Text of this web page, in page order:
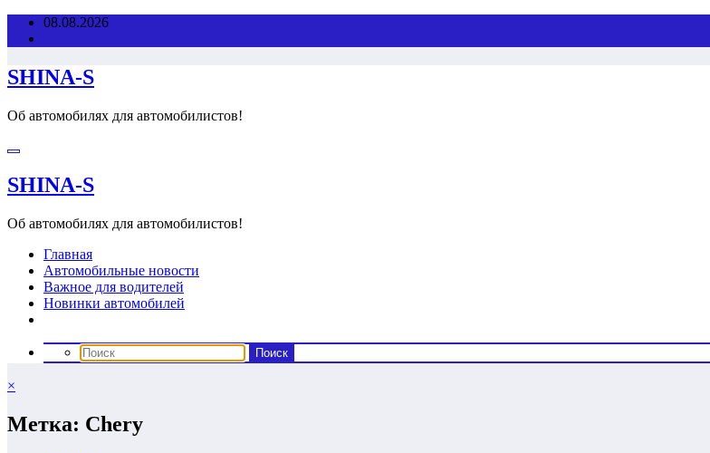
Перейти08.08.2026
SHINA-S
Об автомобилях для автомобилистов!
SHINA-S
Об автомобилях для автомобилистов!
Главная
Автомобильные новости
Важное для водителей
Новинки автомобилей
×
Метка: Сhery